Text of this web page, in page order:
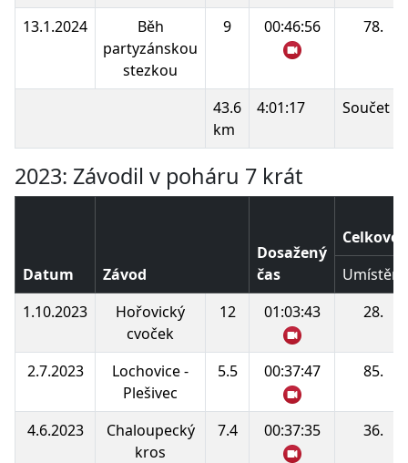
13.1.2024
Běh
partyzánskou
stezkou
9 00:46:56 78.
43.6
km
4:01:17 Součet
2023: Závodil v poháru 7 krát
Datum Závod
Dosažený
čas
Celkové
Umístění
1.10.2023
Hořovický
cvoček
12 01:03:43 28.
2.7.2023
Lochovice -
Plešivec
5.5 00:37:47 85.
4.6.2023
Chaloupecký
kros
7.4 00:37:35 36.